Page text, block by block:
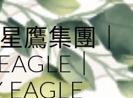
鷹集團｜
｜
EAGLE